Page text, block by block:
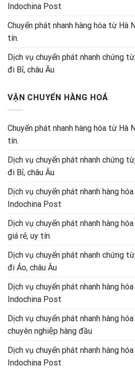
Indochina Post
Chuyển phát nhanh hàng hóa từ Hà
tín.
Dịch vụ chuyển phát nhanh chứng
đi Bỉ, châu Âu
VẬN CHUYỂN HÀNG HOÁ
Chuyển phát nhanh hàng hóa từ Hà
tín.
Dịch vụ chuyển phát nhanh chứng
đi Bỉ, châu Âu
Dịch vụ chuyển phát nhanh hàng
Indochina Post
Dịch vụ chuyển phát nhanh hàng
giá rẻ, uy tín
Dịch vụ chuyển phát nhanh chứng
đi Áo, châu Âu
Dịch vụ chuyển phát nhanh hàng
Indochina Post
Dịch vụ chuyển phát nhanh hàng
chuyên nghiệp hàng đầu
Dịch vụ chuyển phát nhanh hàng
Indochina Post